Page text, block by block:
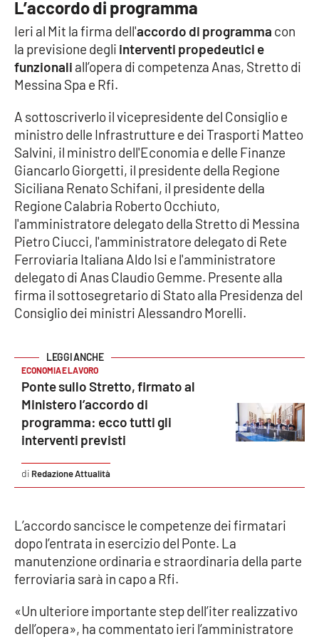
Parchi Marini Calabria
Leggendo Alvaro insieme
Imprese Di Calabria
Le perfidie di Antonella Grippo
Venti di comunicazione
STREAMING
LaC TV
LaC Network
LaC OnAir
EDIZIONI
LOCALI
Catanzaro
Crotone
Vibo Valentia
Cosenza
Lamezia Terme
L’accordo di programma
Ieri al Mit la firma dell'accordo di programma con
la previsione degli interventi propedeutici e
funzionali all’opera di competenza Anas, Stretto di
Messina Spa e Rfi.
A sottoscriverlo il vicepresidente del Consiglio e
ministro delle Infrastrutture e dei Trasporti Matteo
Salvini, il ministro dell'Economia e delle Finanze
Giancarlo Giorgetti, il presidente della Regione
Siciliana Renato Schifani, il presidente della
Regione Calabria Roberto Occhiuto,
l'amministratore delegato della Stretto di Messina
Pietro Ciucci, l'amministratore delegato di Rete
Ferroviaria Italiana Aldo Isi e l'amministratore
delegato di Anas Claudio Gemme. Presente alla
firma il sottosegretario di Stato alla Presidenza del
Consiglio dei ministri Alessandro Morelli.
ECONOMIA E LAVORO
Ponte sullo Stretto, firmato al
Ministero l’accordo di
programma: ecco tutti gli
interventi previsti
Redazione Attualità
L’accordo sancisce le competenze dei firmatari
dopo l’entrata in esercizio del Ponte. La
manutenzione ordinaria e straordinaria della parte
ferroviaria sarà in capo a Rfi.
«Un ulteriore importante step dell’iter realizzativo
dell’opera», ha commentato ieri l’amministratore